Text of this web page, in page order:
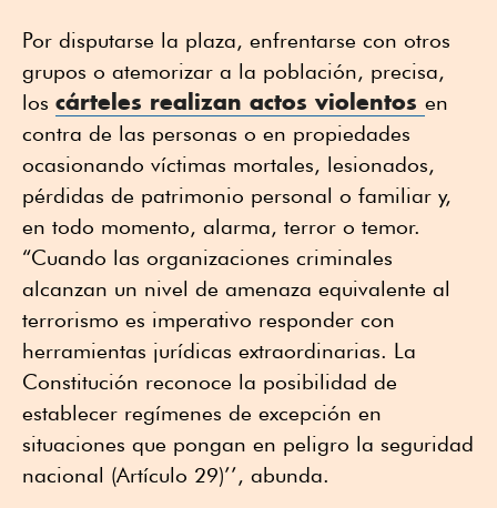
Por disputarse la plaza, enfrentarse con otros
grupos o atemorizar a la población, precisa,
los cárteles realizan actos violentos en
contra de las personas o en propiedades
ocasionando víctimas mortales, lesionados,
pérdidas de patrimonio personal o familiar y,
en todo momento, alarma, terror o temor.
“Cuando las organizaciones criminales
alcanzan un nivel de amenaza equivalente al
terrorismo es imperativo responder con
herramientas jurídicas extraordinarias. La
Constitución reconoce la posibilidad de
establecer regímenes de excepción en
situaciones que pongan en peligro la seguridad
nacional (Artículo 29)’’, abunda.